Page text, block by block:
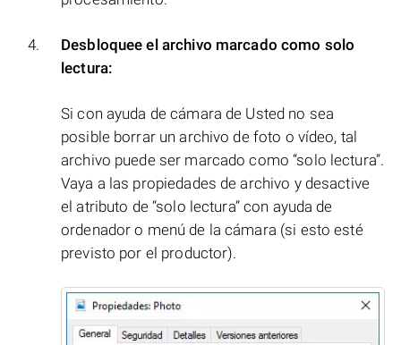
Desbloquee el archivo marcado como solo
lectura:
Si con ayuda de cámara de Usted no sea
posible borrar un archivo de foto o vídeo, tal
archivo puede ser marcado como “solo lectura”.
Vaya a las propiedades de archivo y desactive
el atributo de “solo lectura” con ayuda de
ordenador o menú de la cámara (si esto esté
previsto por el productor).